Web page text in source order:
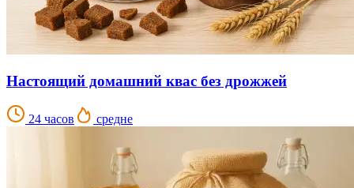
Настоящий домашний квас без дрожжей
24 часов средне